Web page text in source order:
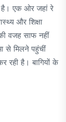
है। एक ओर जहां रे
और शिक्षा
वजह साफ नहीं
से मिलने पहुंचीं
रही है। बागियों के